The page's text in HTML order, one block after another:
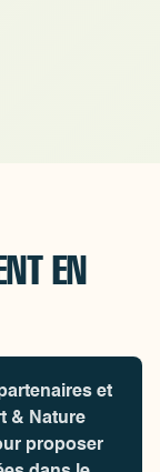
EN
et
& Nature
proposer